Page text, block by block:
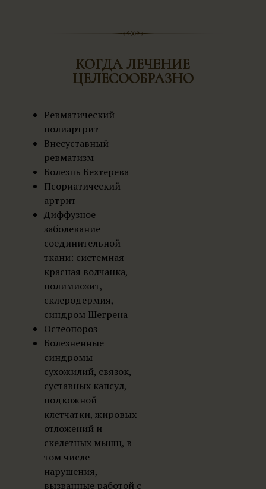
КОГДА ЛЕЧЕНИЕ
ЦЕЛЕСООБРАЗНО
Ревматический
полиартрит
Внесуставный
ревматизм
Болезнь Бехтерева
Псориатический
артрит
Диффузное
заболевание
соединительной
ткани: системная
красная волчанка,
полимиозит,
склеродермия,
синдром Шегрена
Остеопороз
Болезненные
синдромы
сухожилий, связок,
суставных капсул,
подкожной
клетчатки, жировых
отложений и
скелетных мышц, в
том числе
нарушения,
вызванные работой с